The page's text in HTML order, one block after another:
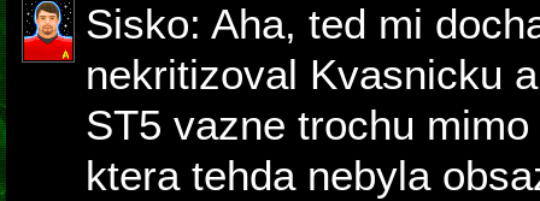
Sisko: Aha, ted mi
nekritizoval Kvasnicku
ST5 vazne trochu
ktera tehda nebyla